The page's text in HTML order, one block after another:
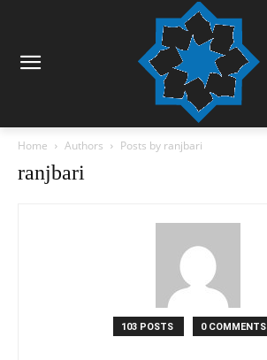
Home Authors Posts by ranjbari
ranjbari
103 POSTS 0 COMMENTS